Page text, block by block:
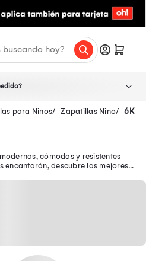
para Niños Zapatillas Niño 6K
cómodas y resistentes
encantarán, descubre las mejores